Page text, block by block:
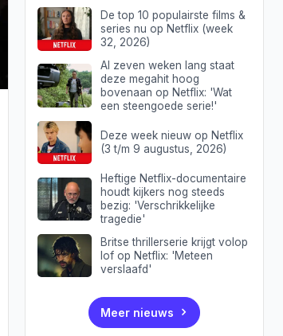
De top 10 populairste films &
series nu op Netflix (week
32, 2026)
Al zeven weken lang staat
deze megahit hoog
bovenaan op Netflix: 'Wat
een steengoede serie!'
Deze week nieuw op Netflix
(3 t/m 9 augustus, 2026)
Heftige Netflix-documentaire
houdt kijkers nog steeds
bezig: 'Verschrikkelijke
tragedie'
Britse thrillerserie krijgt volop
lof op Netflix: 'Meteen
verslaafd'
Meer nieuws